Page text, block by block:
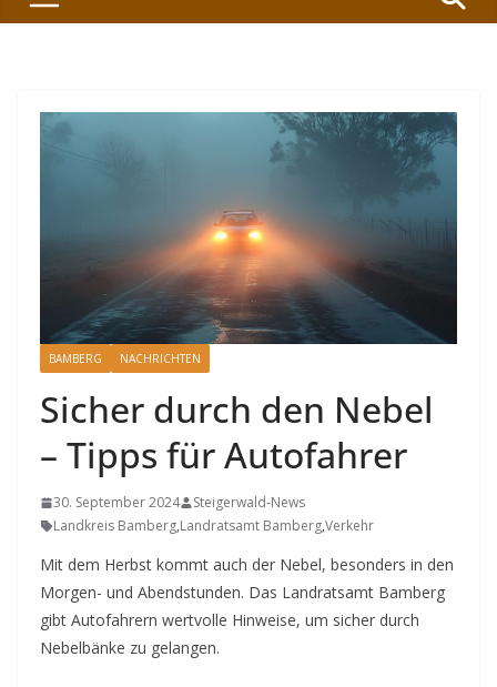
BAMBERG NACHRICHTEN
Sicher durch den Nebel
– Tipps für Autofahrer
30. September 2024
Steigerwald-News
Landkreis Bamberg,Landratsamt Bamberg,Verkehr
Mit dem Herbst kommt auch der Nebel, besonders in den
Morgen- und Abendstunden. Das Landratsamt Bamberg
gibt Autofahrern wertvolle Hinweise, um sicher durch
Nebelbänke zu gelangen.